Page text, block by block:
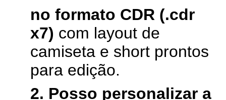
no formato CDR (.cdr
x7) com layout de
camiseta e short prontos
para edição.
2. Posso personalizar a